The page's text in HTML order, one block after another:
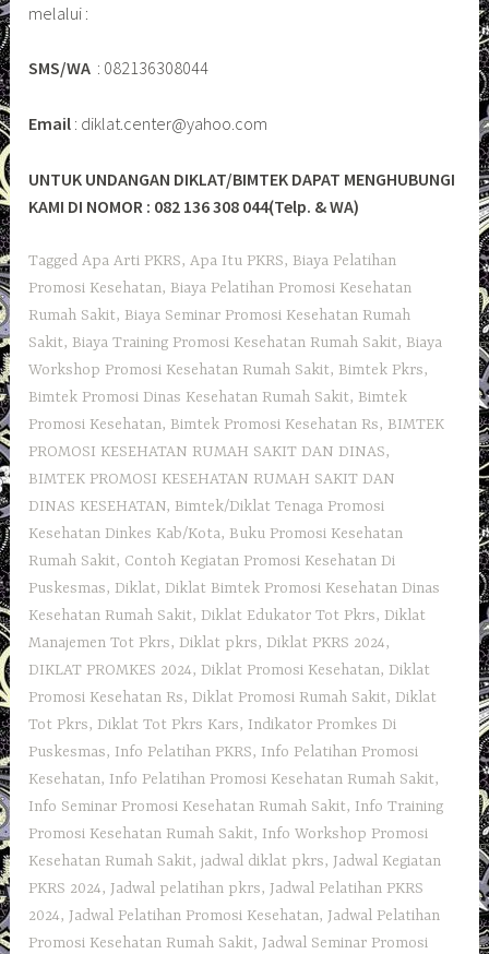
melalui :
SMS/WA : 082136308044
Email : diklat.center@yahoo.com
UNTUK UNDANGAN DIKLAT/BIMTEK DAPAT MENGHUBUNGI
KAMI DI NOMOR : 082 136 308 044(Telp. & WA)
TaggedApa Arti PKRS,Apa Itu PKRS, Biaya Pelatihan
Promosi Kesehatan, Biaya Pelatihan Promosi Kesehatan
Rumah Sakit, Biaya Seminar Promosi Kesehatan Rumah
Sakit, Biaya Training Promosi Kesehatan Rumah Sakit, Biaya
Workshop Promosi Kesehatan Rumah Sakit, Bimtek Pkrs,
Bimtek Promosi Dinas Kesehatan Rumah Sakit, Bimtek
Promosi Kesehatan, Bimtek Promosi Kesehatan Rs, BIMTEK
PROMOSI KESEHATAN RUMAH SAKIT DAN DINAS,
BIMTEK PROMOSI KESEHATAN RUMAH SAKIT DAN
DINAS KESEHATAN, Bimtek/Diklat Tenaga Promosi
Kesehatan Dinkes Kab/Kota, Buku Promosi Kesehatan
Rumah Sakit, Contoh Kegiatan Promosi Kesehatan Di
Puskesmas,Diklat,Diklat Bimtek Promosi Kesehatan Dinas
Kesehatan Rumah Sakit,Diklat Edukator Tot Pkrs,Diklat
Manajemen Tot Pkrs,Diklat pkrs,Diklat PKRS 2024,
DIKLAT PROMKES 2024,Diklat Promosi Kesehatan,Diklat
Promosi Kesehatan Rs,Diklat Promosi Rumah Sakit,Diklat
Tot Pkrs,Diklat Tot Pkrs Kars, Indikator Promkes Di
Puskesmas, Info Pelatihan PKRS, Info Pelatihan Promosi
Kesehatan, Info Pelatihan Promosi Kesehatan Rumah Sakit,
Info Seminar Promosi Kesehatan Rumah Sakit, Info Training
Promosi Kesehatan Rumah Sakit, Info Workshop Promosi
Kesehatan Rumah Sakit,jadwal diklat pkrs, Jadwal Kegiatan
PKRS 2024, Jadwal pelatihan pkrs, Jadwal Pelatihan PKRS
2024, Jadwal Pelatihan Promosi Kesehatan, Jadwal Pelatihan
Promosi Kesehatan Rumah Sakit, Jadwal Seminar Promosi